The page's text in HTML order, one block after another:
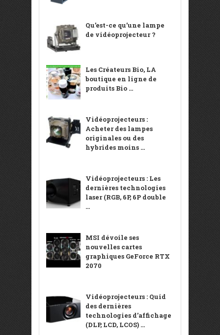
Qu’est-ce qu’une lampe
de vidéoprojecteur ?
Les Créateurs Bio, LA
boutique en ligne de
produits Bio ...
Vidéoprojecteurs :
Acheter des lampes
originales ou des
hybrides moins ...
Vidéoprojecteurs : Les
dernières technologies
laser (RGB, 6P, 6P double
...
MSI dévoile ses
nouvelles cartes
graphiques GeForce RTX
2070
Vidéoprojecteurs : Quid
des dernières
technologies d’affichage
(DLP, LCD, LCOS) ...